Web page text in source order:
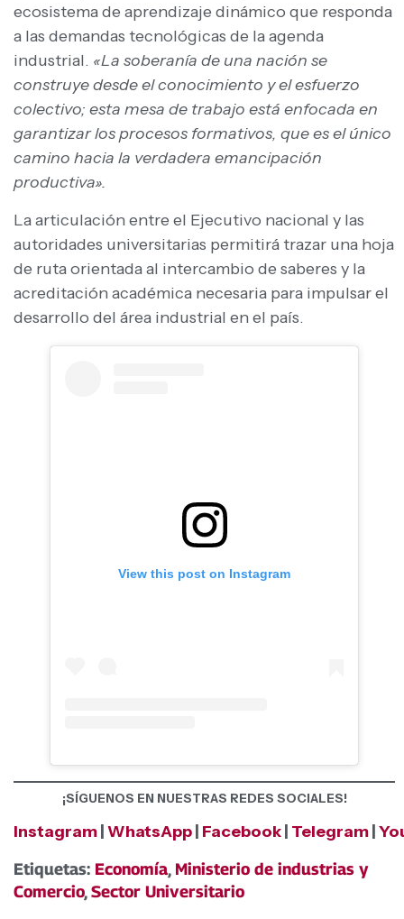
ecosistema de aprendizaje dinámico que responda
a las demandas tecnológicas de la agenda
industrial. «La soberanía de una nación se
construye desde el conocimiento y el esfuerzo
colectivo; esta mesa de trabajo está enfocada en
garantizar los procesos formativos, que es el único
camino hacia la verdadera emancipación
productiva».
La articulación entre el Ejecutivo nacional y las
autoridades universitarias permitirá trazar una hoja
de ruta orientada al intercambio de saberes y la
acreditación académica necesaria para impulsar el
desarrollo del área industrial en el país.
View this post on Instagram
¡SÍGUENOS EN NUESTRAS REDES SOCIALES!
Instagram WhatsApp Facebook Telegram
Etiquetas: Economía, Ministerio de industrias y
Comercio,Sector Universitario